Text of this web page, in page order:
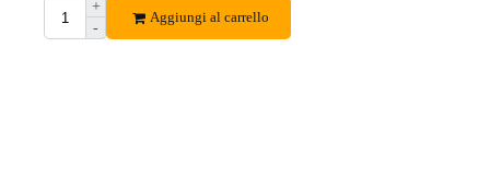
+
-
Aggiungi al carrello